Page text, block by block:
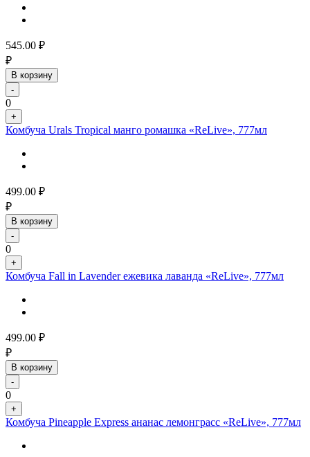
545.00 ₽
₽
В корзину
-
0
+
Комбуча Urals Tropical манго ромашка «ReLive», 777мл
499.00 ₽
₽
В корзину
-
0
+
Комбуча Fall in Lavender ежевика лаванда «ReLive», 777мл
499.00 ₽
₽
В корзину
-
0
+
Комбуча Pineapple Express ананас лемонграсс «ReLive», 777мл